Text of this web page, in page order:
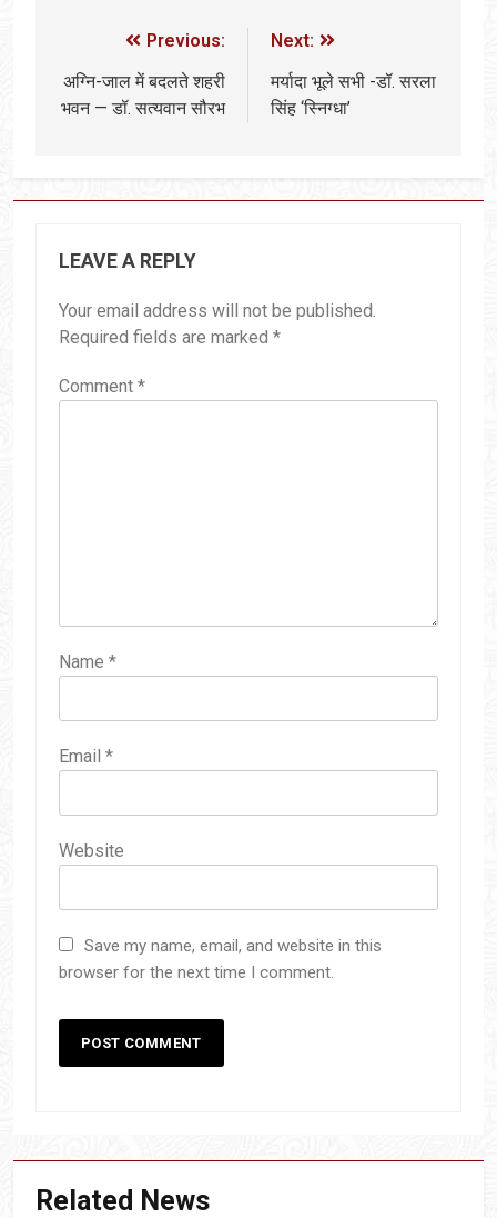
Previous:
अग्नि-जाल में बदलते शहरी
भवन — डॉ. सत्यवान सौरभ
Next:
मर्यादा भूले सभी -डॉ. स‌‌‌रला
सिंह ‘स्निग्धा’
LEAVE A REPLY
Your email address will not be published.
Required fields are marked *
Comment *
Name *
Email *
Website
Save my name, email, and website in this
browser for the next time I comment.
Related News